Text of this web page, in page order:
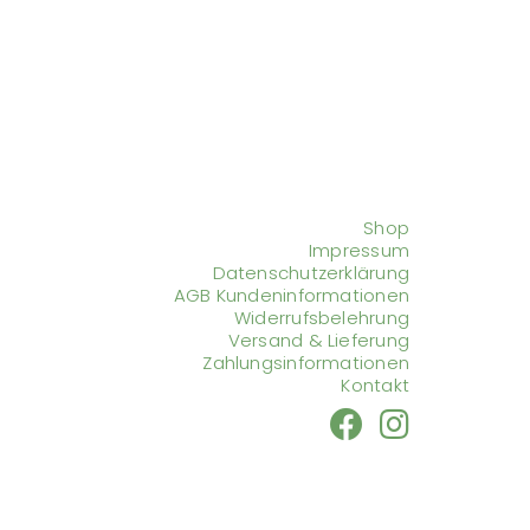
Shop
Impressum
Datenschutzerklärung
AGB Kundeninformationen
Widerrufsbelehrung
Versand & Lieferung
Zahlungsinformationen
Kontakt